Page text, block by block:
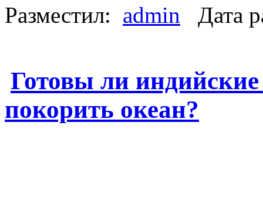
Разместил: admin Дата
Готовы ли
покорить океан?